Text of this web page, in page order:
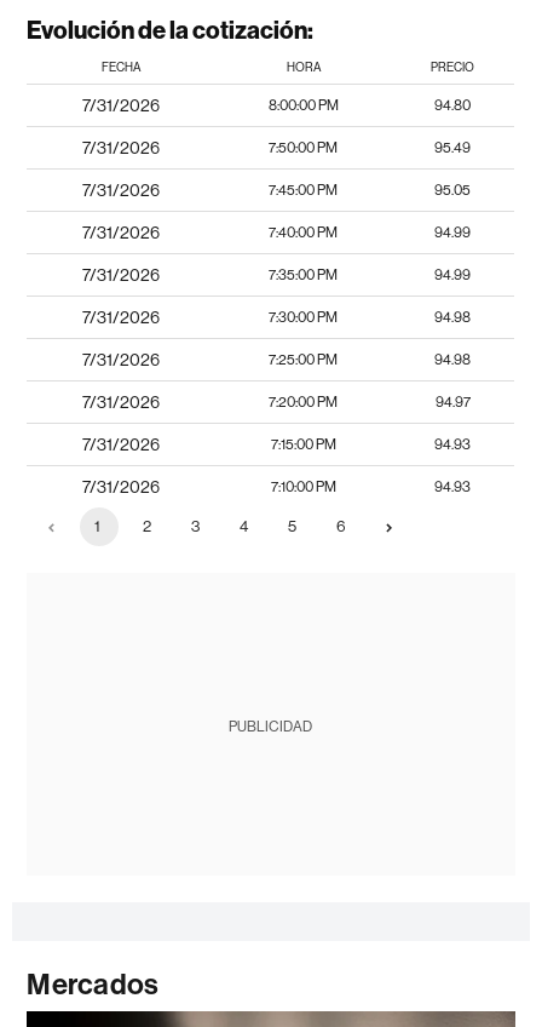
Evolución de la cotización:
FECHA HORA PRECIO
7/31/2026 8:00:00 PM 94.80
7/31/2026 7:50:00 PM 95.49
7/31/2026 7:45:00 PM 95.05
7/31/2026 7:40:00 PM 94.99
7/31/2026 7:35:00 PM 94.99
7/31/2026 7:30:00 PM 94.98
7/31/2026 7:25:00 PM 94.98
7/31/2026 7:20:00 PM 94.97
7/31/2026 7:15:00 PM 94.93
7/31/2026 7:10:00 PM 94.93
1 2 3 4 5 6
PUBLICIDAD
Mercados